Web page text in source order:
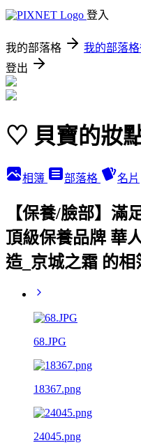
登入
我的部落格 我的部落
登出
♡ 貝寶的妝
相簿 部落格 名片
【保養/臉部】滿
頂級保養品牌 華
造_京城之霜 的相
68.JPG
18367.png
24045.png